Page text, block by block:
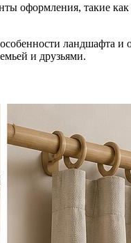
оформления, такие
ландшафта
и друзьями.